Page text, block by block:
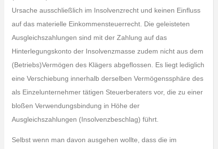
Ursache ausschließlich im Insolvenzrecht und keinen Einfluss
auf das materielle Einkommensteuerrecht. Die geleisteten
Ausgleichszahlungen sind mit der Zahlung auf das
Hinterlegungskonto der Insolvenzmasse zudem nicht aus dem
(Betriebs)Vermögen des Klägers abgeflossen. Es liegt lediglich
eine Verschiebung innerhalb derselben Vermögenssphäre des
als Einzelunternehmer tätigen Steuerberaters vor, die zu einer
bloßen Verwendungsbindung in Höhe der
Ausgleichszahlungen (Insolvenzbeschlag) führt.
Selbst wenn man davon ausgehen wollte, dass die im